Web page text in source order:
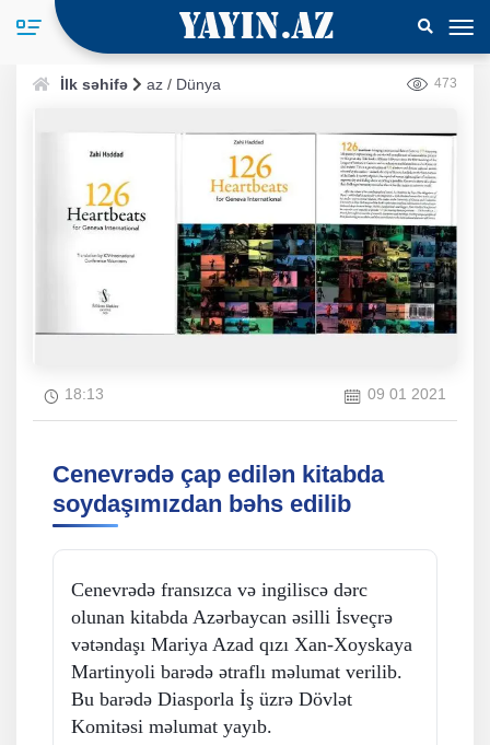
İlk səhifə az / Dünya 473
18:13 09 01 2021
Cenevrədə çap edilən kitabda
soydaşımızdan bəhs edilib
Cenevrədə fransızca və ingiliscə dərc
olunan kitabda Azərbaycan əsilli İsveçrə
vətəndaşı Mariya Azad qızı Xan-Xoyskaya
Martinyoli barədə ətraflı məlumat verilib.
Bu barədə Diasporla İş üzrə Dövlət
Komitəsi məlumat yayıb.